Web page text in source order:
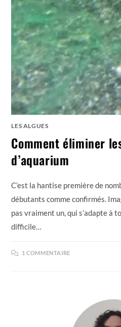
LES ALGUES
Comment éliminer
d’aquarium
C’est la hantise première de
débutants comme confirmés.
pas vraiment un, qui s’adapte à
difficile…
1 COMMENTAIRE